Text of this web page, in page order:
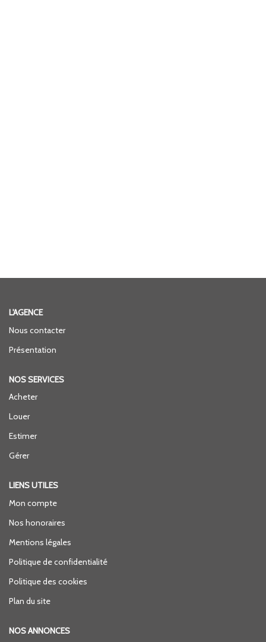
L'AGENCE
Nous contacter
Présentation
NOS SERVICES
Acheter
Louer
Estimer
Gérer
LIENS UTILES
Mon compte
Nos honoraires
Mentions légales
Politique de confidentialité
Politique des cookies
Plan du site
NOS ANNONCES